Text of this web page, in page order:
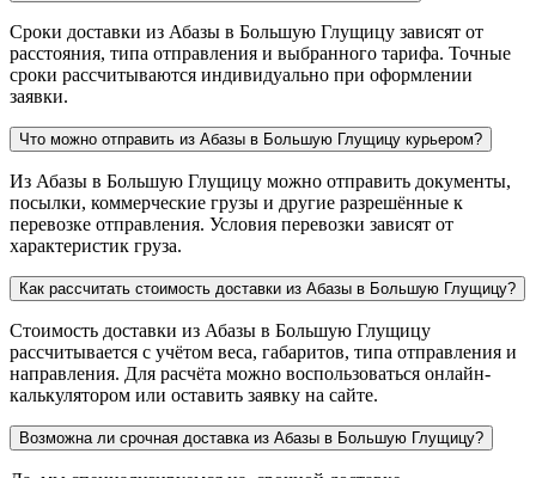
Сроки доставки из Абазы в Большую Глущицу зависят от
расстояния, типа отправления и выбранного тарифа. Точные
сроки рассчитываются индивидуально при оформлении
заявки.
Что можно отправить из Абазы в Большую Глущицу курьером?
Из Абазы в Большую Глущицу можно отправить документы,
посылки, коммерческие грузы и другие разрешённые к
перевозке отправления. Условия перевозки зависят от
характеристик груза.
Как рассчитать стоимость доставки из Абазы в Большую Глущицу?
Стоимость доставки из Абазы в Большую Глущицу
рассчитывается с учётом веса, габаритов, типа отправления и
направления. Для расчёта можно воспользоваться онлайн-
калькулятором или оставить заявку на сайте.
Возможна ли срочная доставка из Абазы в Большую Глущицу?